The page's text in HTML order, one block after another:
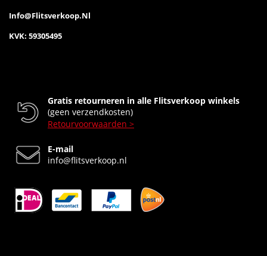
Info@flitsverkoop.nl
KVK: 59305495
Gratis retourneren in alle Flitsverkoop winkels
(geen verzendkosten)
Retourvoorwaarden >
E-mail
info@flitsverkoop.nl